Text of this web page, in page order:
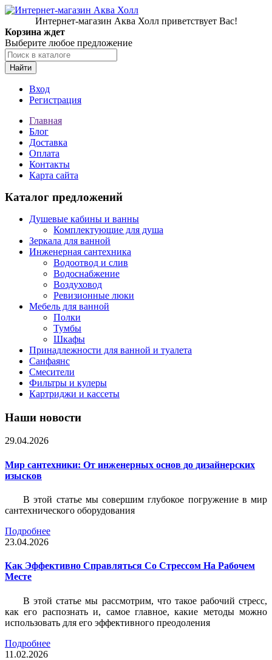
Интернет-магазин Аква Холл приветствует Вас!
Корзина ждет
Выберите любое предложение
Найти
Вход
Регистрация
Главная
Блог
Доставка
Оплата
Контакты
Карта сайта
Каталог предложений
Душевые кабины и ванны
Комплектующие для душа
Зеркала для ванной
Инженерная сантехника
Водоотвод и слив
Водоснабжение
Воздуховод
Ревизионные люки
Мебель для ванной
Полки
Тумбы
Шкафы
Принадлежности для ванной и туалета
Санфаянс
Смесители
Фильтры и кулеры
Картриджи и кассеты
Наши новости
29.04.2026
Мир сантехники: От инженерных основ до дизайнерских
изысков
В этой статье мы совершим глубокое погружение в мир
сантехнического оборудования
Подробнее
23.04.2026
Как Эффективно Справляться Со Стрессом На Рабочем
Месте
В этой статье мы рассмотрим, что такое рабочий стресс,
как его распознать и, самое главное, какие методы можно
использовать для его эффективного преодоления
Подробнее
11.02.2026